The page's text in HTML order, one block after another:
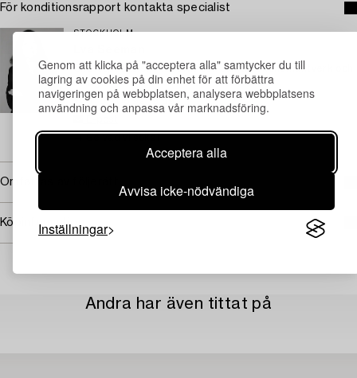
Genom att klicka på "acceptera alla" samtycker du till
lagring av cookies på din enhet för att förbättra
navigeringen på webbplatsen, analysera webbplatsens
användning och anpassa vår marknadsföring.
Acceptera alla
Avvisa icke-nödvändiga
Inställningar
För konditionsrapport kontakta specialist
STOCKHOLM
Chefsspecialist, modernt och samtida konsthantverk och
design
+46 (0)708 92 19 69
Omfattas av följerätt
Köpinformation
Andra har även tittat på